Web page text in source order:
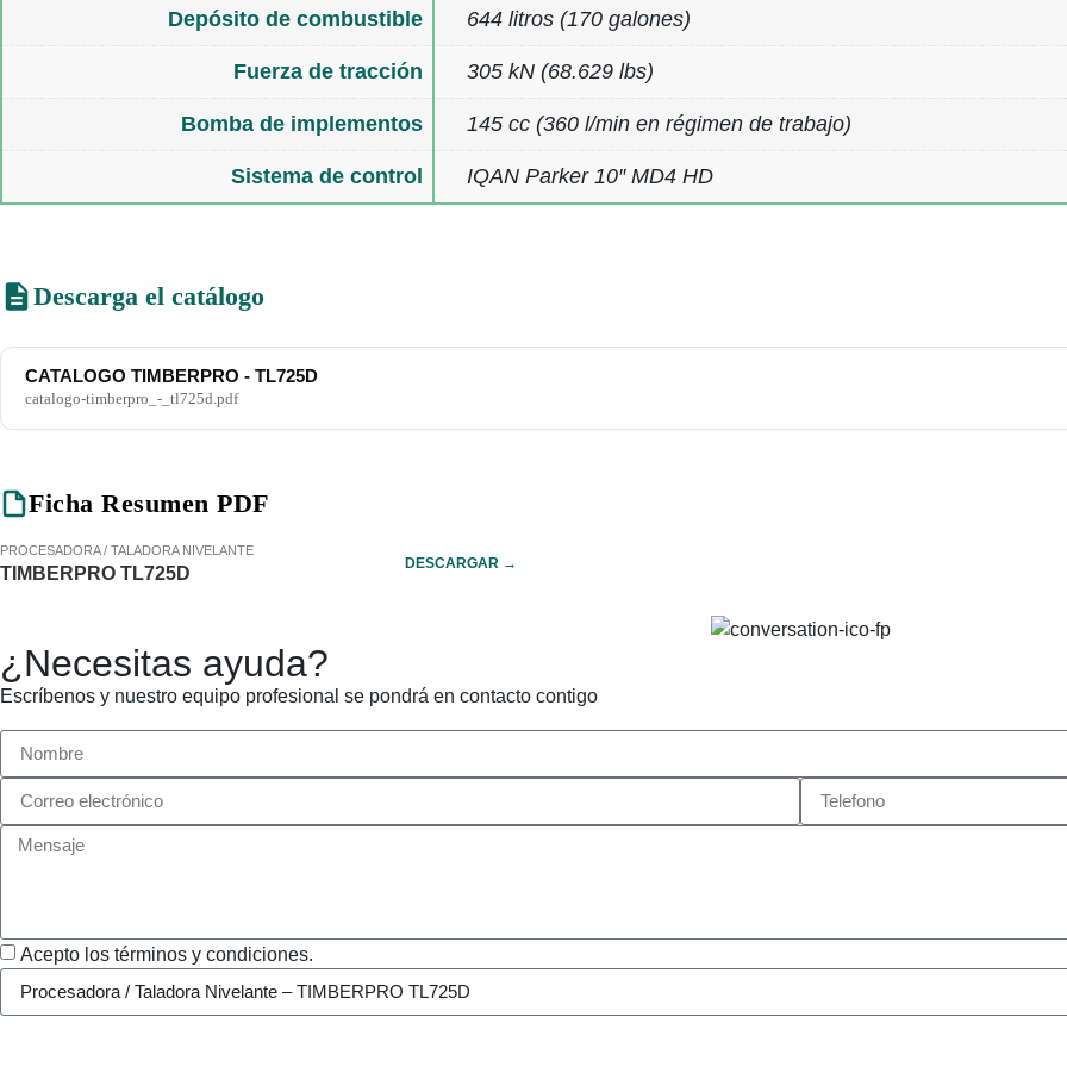
Depósito de combustible 644 litros (170 galones)
Fuerza de tracción 305 kN (68.629 lbs)
Bomba de implementos 145 cc (360 l/min en régimen de trabajo)
Sistema de control IQAN Parker 10″ MD4 HD
Descarga el catálogo
CATALOGO TIMBERPRO - TL725D
catalogo-timberpro_-_tl725d.pdf
Ficha Resumen PDF
PROCESADORA / TALADORA NIVELANTE
TIMBERPRO TL725D
DESCARGAR →
¿Necesitas ayuda?
Escríbenos y nuestro equipo profesional se pondrá en contacto contigo
Acepto los términos y condiciones.